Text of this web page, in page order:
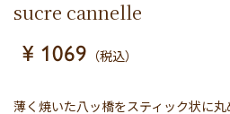
sucre cannelle
¥ 1069 （税込）
薄く焼いた八ッ橋をスティック状に丸